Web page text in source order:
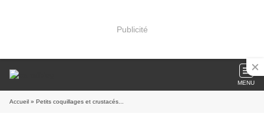
Publicité
MENU
Accueil » Petits coquillages et crustacés...